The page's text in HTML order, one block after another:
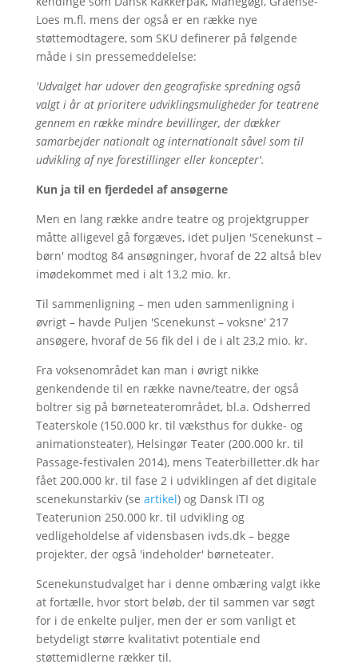
Loes m.fl. mens der også er en række nye
støttemodtagere, som SKU definerer på følgende
måde i sin pressemeddelelse:
'Udvalget har udover den geografiske spredning også
valgt i år at prioritere udviklingsmuligheder for teatrene
gennem en række mindre bevillinger, der dækker
samarbejder nationalt og internationalt såvel som til
udvikling af nye forestillinger eller koncepter'.
Kun ja til en fjerdedel af ansøgerne
Men en lang række andre teatre og projektgrupper
måtte alligevel gå forgæves, idet puljen 'Scenekunst –
børn' modtog 84 ansøgninger, hvoraf de 22 altså blev
imødekommet med i alt 13,2 mio. kr.
Til sammenligning – men uden sammenligning i
øvrigt – havde Puljen 'Scenekunst – voksne' 217
ansøgere, hvoraf de 56 fik del i de i alt 23,2 mio. kr.
Fra voksenområdet kan man i øvrigt nikke
genkendende til en række navne/teatre, der også
boltrer sig på børneteaterområdet, bl.a. Odsherred
Teaterskole (150.000 kr. til væksthus for dukke- og
animationsteater), Helsingør Teater (200.000 kr. til
Passage-festivalen 2014), mens Teaterbilletter.dk har
fået 200.000 kr. til fase 2 i udviklingen af det digitale
scenekunstarkiv (se artikel) og Dansk ITI og
Teaterunion 250.000 kr. til udvikling og
vedligeholdelse af vidensbasen ivds.dk – begge
projekter, der også 'indeholder' børneteater.
Scenekunstudvalget har i denne ombæring valgt ikke
at fortælle, hvor stort beløb, der til sammen var søgt
for i de enkelte puljer, men der er som vanligt et
betydeligt større kvalitativt potentiale end
støttemidlerne rækker til.